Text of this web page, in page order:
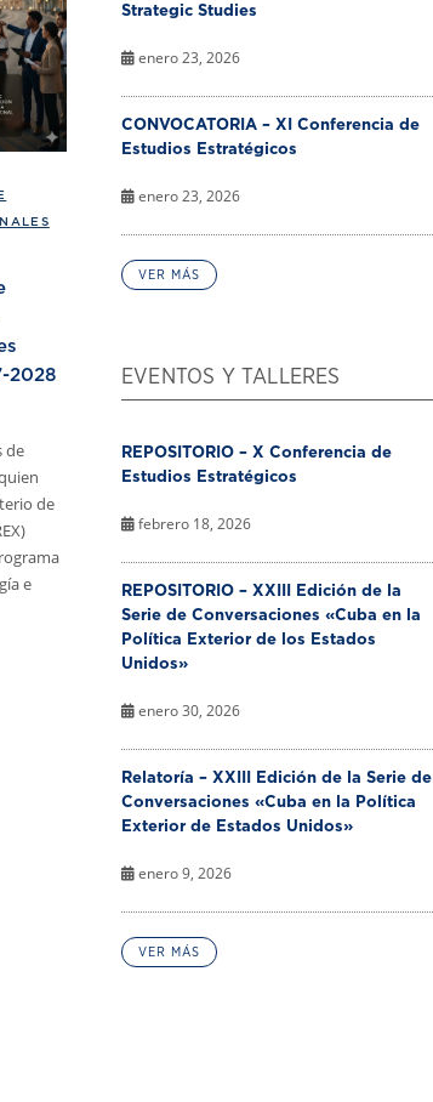
2028
de
de
e
Strategic Studies
enero 23, 2026
CONVOCATORIA – XI Conferencia de
Estudios Estratégicos
enero 23, 2026
VER MÁS
EVENTOS Y TALLERES
REPOSITORIO – X Conferencia de
Estudios Estratégicos
febrero 18, 2026
REPOSITORIO – XXIII Edición de la
Serie de Conversaciones «Cuba en la
Política Exterior de los Estados
Unidos»
enero 30, 2026
Relatoría – XXIII Edición de la Serie de
Conversaciones «Cuba en la Política
Exterior de Estados Unidos»
enero 9, 2026
VER MÁS